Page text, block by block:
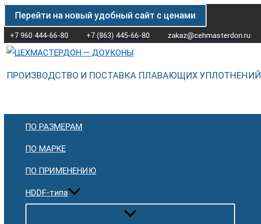
Перейти
содержимому
Перейти на новый удобный сайт с ценами
+7 960 444-66-80 +7 (863) 445-66-80 zakaz@cehmasterdon.ru
ПРОИЗВОДСТВО И ПОСТАВКА ПЛАВАЮЩИХ УПЛОТНЕНИЙ
ПО РАЗМЕРАМ
ПО МАРКЕ
ПО ПРИМЕНЕНИЮ
HDDF-типа
Количество
товара
Плавающее
уплотнение
с
38
мм